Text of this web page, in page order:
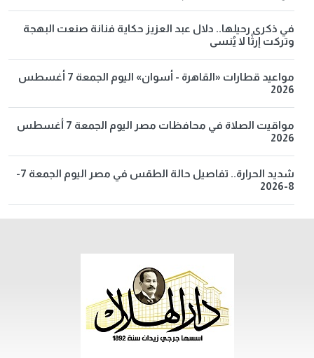
في ذكرى رحيلها.. دلال عبد العزيز حكاية فنانة صنعت البهجة
وتركت إرثًا لا يُنسى
مواعيد قطارات «القاهرة - أسوان» اليوم الجمعة 7 أغسطس
2026
مواقيت الصلاة في محافظات مصر اليوم الجمعة 7 أغسطس
2026
شديد الحرارة.. تفاصيل حالة الطقس في مصر اليوم الجمعة 7-
8-2026